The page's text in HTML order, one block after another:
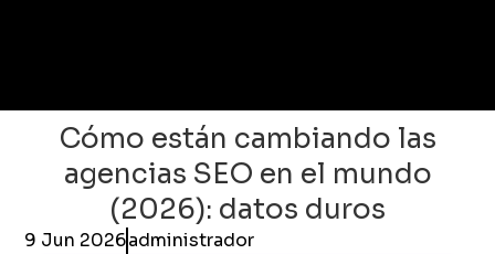
Cómo están cambiando las
agencias SEO en el mundo
(2026): datos duros
9 Jun 2026administrador